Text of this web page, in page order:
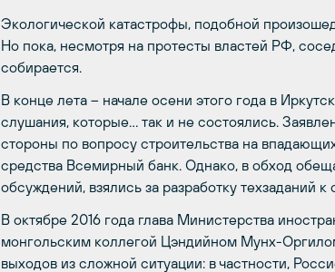
Экологической катастрофы, подобной
Но пока, несмотря на протесты властей РФ,
собирается.
В конце лета – начале осени этого года в
слушания, которые… так и не состоялись.
стороны по вопросу строительства на
средства Всемирный банк. Однако, в обход
обсуждений, взялись за разработку техзаданий
В октябре 2016 года глава Министерства
монгольским коллегой Цэндийном Мунх-
выходов из сложной ситуации: в частности,